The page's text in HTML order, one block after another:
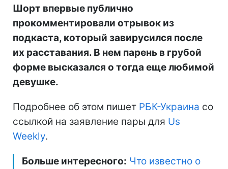
Шорт впервые публично
прокомментировали отрывок из
подкаста, который завирусился после
их расставания. В нем парень в грубой
форме высказался о тогда еще любимой
девушке.
Подробнее об этом пишет РБК-Украина со
ссылкой на заявление пары для Us
Weekly.
Больше интересного: Что известно о